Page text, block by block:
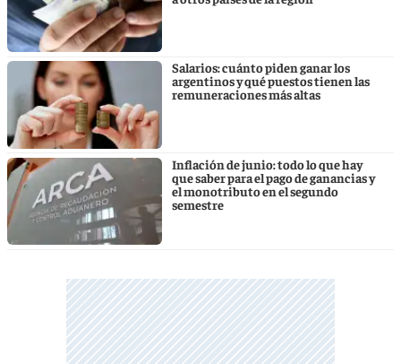
Salarios: cuánto piden ganar los
argentinos y qué puestos tienen las
remuneraciones más altas
Inflación de junio: todo lo que hay
que saber para el pago de ganancias y
el monotributo en el segundo
semestre